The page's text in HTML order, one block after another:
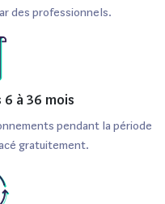
des professionnels.
à 36 mois
pendant la période
gratuitement.